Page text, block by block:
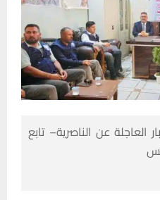
عن الناصرية– تابع